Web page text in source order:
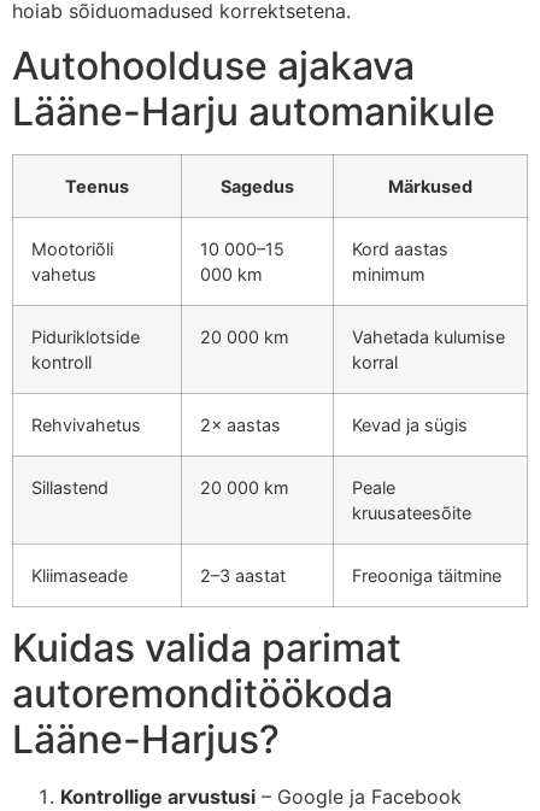
hoiab sõiduomadused korrektsetena.
Autohoolduse ajakava
Lääne-Harju automanikule
Teenus Sagedus Märkused
Mootoriõli
vahetus
10 000–15
000 km
Kord aastas
minimum
Piduriklotside
kontroll
20 000 km
Vahetada kulumise
korral
Rehvivahetus 2× aastas Kevad ja sügis
Sillastend 20 000 km
Peale
kruusateesõite
Kliimaseade 2–3 aastat Freooniga täitmine
Kuidas valida parimat
autoremonditöökoda
Lääne-Harjus?
Kontrollige arvustusi – Google ja Facebook